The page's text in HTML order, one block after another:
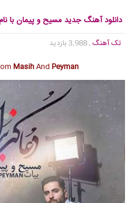
دانلود آهنگ جدید مسیح و پیمان با
تک آهنگ , 3,988 بازدید
MasihAnd Peyman